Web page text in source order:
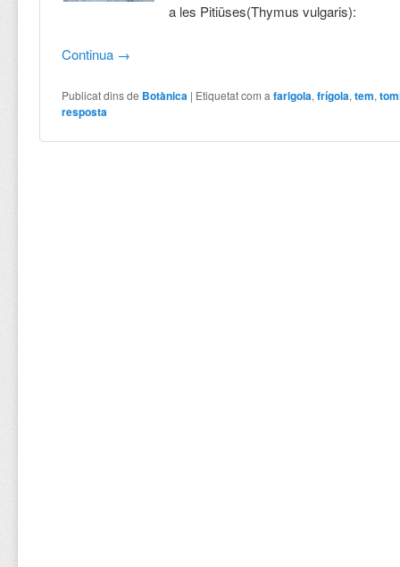
a les Pitiüses(Thymus vulgaris):
Continua →
Publicat dins de Botànica | Etiquetat com a farigola,frígola,tem,
resposta